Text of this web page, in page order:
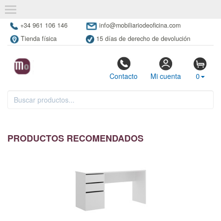
+34 961 106 146
info@mobiliariodeoficina.com
Tienda física
15 días de derecho de devolución
Contacto Mi cuenta 0
PRODUCTOS RECOMENDADOS